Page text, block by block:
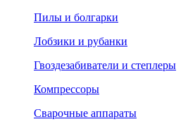
Пилы и болгарки
Лобзики и рубанки
Гвоздезабиватели и степлеры
Компрессоры
Сварочные аппараты